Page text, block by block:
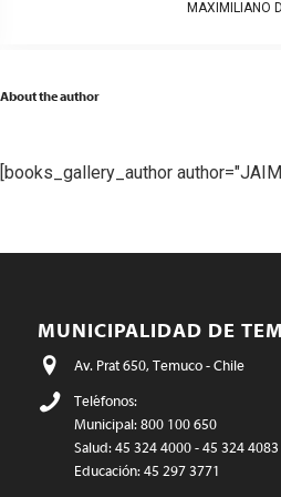
MAXIMILIANO
About the author
[books_gallery_author
MUNICIPALIDAD DE
Av. Prat 650, Temuco - Chile
Teléfonos:
Municipal: 800 100 650
Salud: 45 324 4000 - 45 324 4083
Educación: 45 297 3771